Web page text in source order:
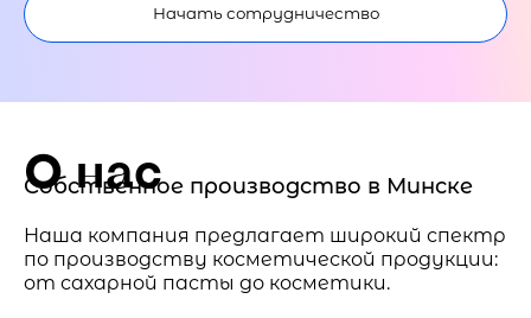
Начать сотрудничество
О нас
Собственное производство в Минске
Наша компания предлагает широкий спектр
по производству косметической продукции:
от сахарной пасты до косметики.